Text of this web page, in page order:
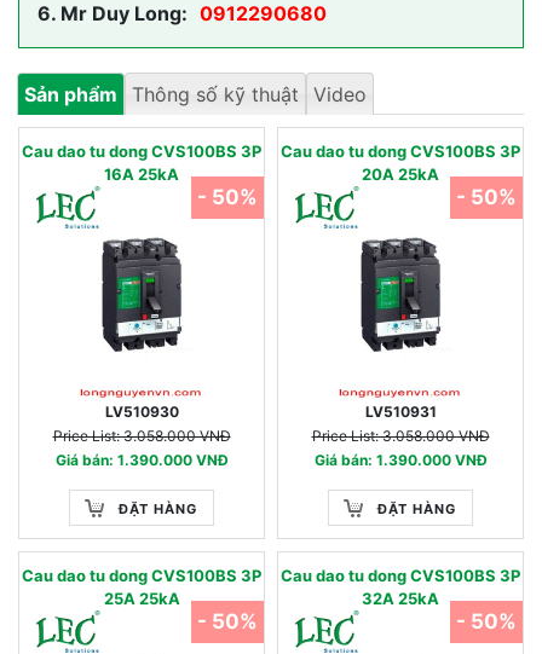
6. Mr Duy Long: 0912290680
Sản phẩm Thông số kỹ thuật Video
Cau dao tu dong CVS100BS 3P
16A 25kA
LV510930
Price List: 3.058.000 VNĐ
Giá bán: 1.390.000 VNĐ
ĐẶT HÀNG
- 50%
Cau dao tu dong CVS100BS 3P
20A 25kA
LV510931
Price List: 3.058.000 VNĐ
Giá bán: 1.390.000 VNĐ
ĐẶT HÀNG
- 50%
Cau dao tu dong CVS100BS 3P
25A 25kA
- 50%
Cau dao tu dong CVS100BS 3P
32A 25kA
- 50%